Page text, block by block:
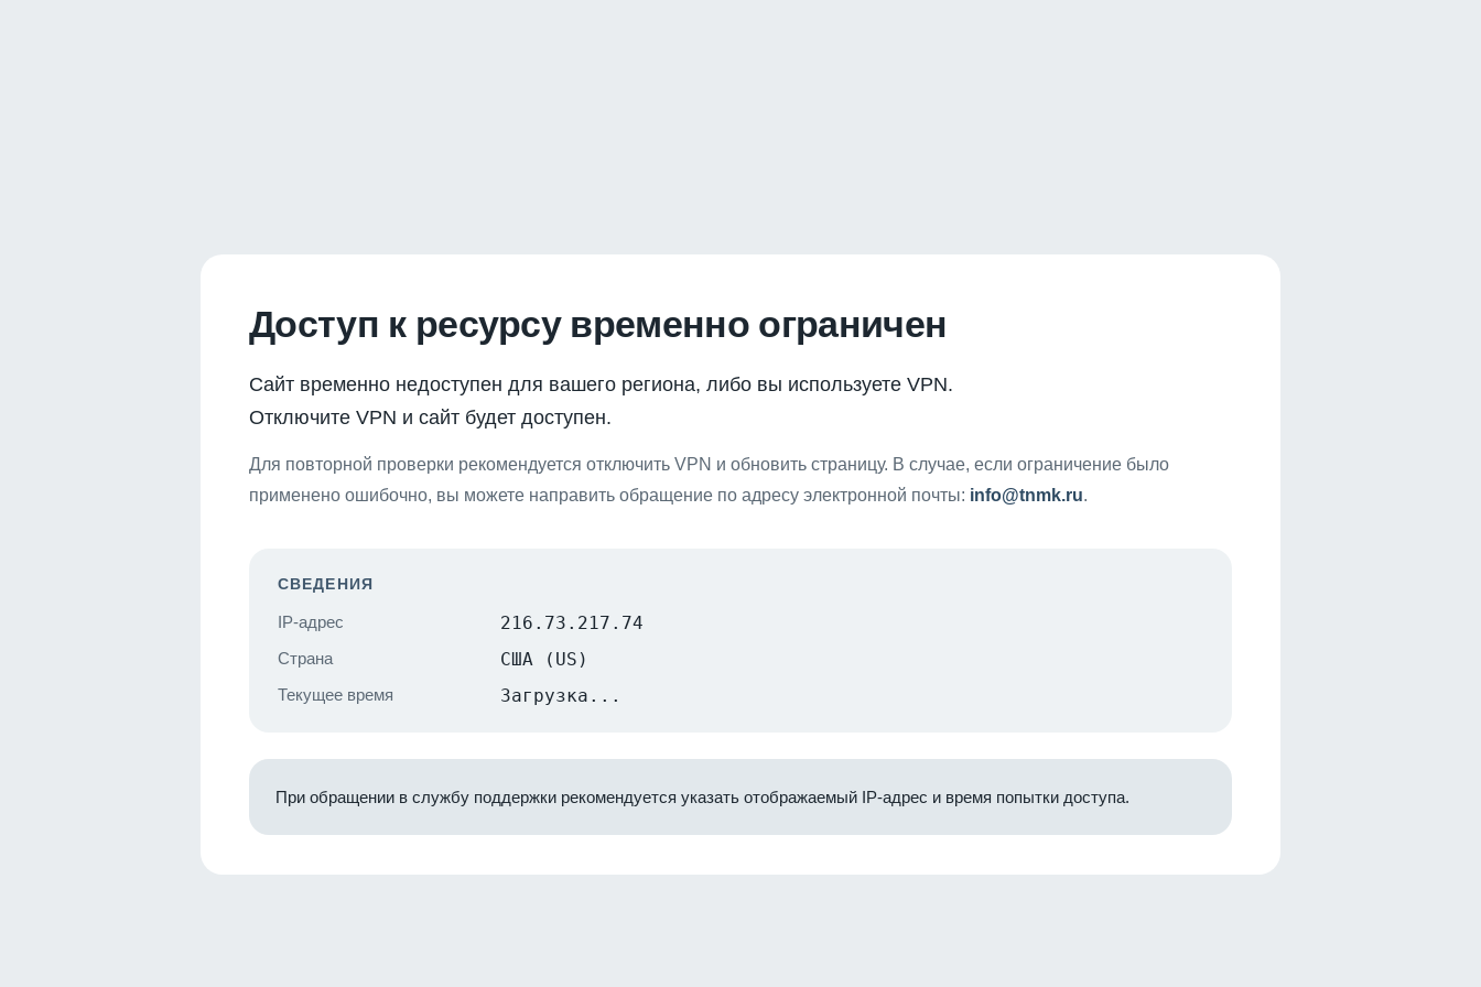
Доступ к ресурсу временно ограничен
Сайт временно недоступен для вашего региона, либо вы используете VPN.
Отключите VPN и сайт будет доступен.
Для повторной проверки рекомендуется отключить VPN и обновить страницу. В случае, если ограничение было
применено ошибочно, вы можете направить обращение по адресу электронной почты: info@tnmk.ru.
СВЕДЕНИЯ
IP-адрес 216.73.217.74
Страна США (US)
Текущее время Загрузка...
При обращении в службу поддержки рекомендуется указать отображаемый IP-адрес и время попытки доступа.